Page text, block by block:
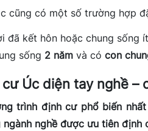
cũng có một số trường hợp
đã kết hôn hoặc chung sống
sống 2 năm và cócon
Úc diện tay nghề
trình định cư phổ biến
ngành nghề được ưu tiên định